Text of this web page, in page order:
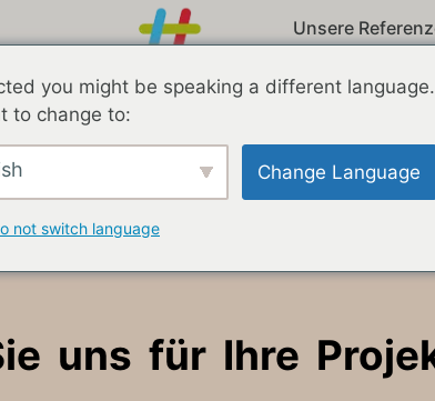
Unsere
Deutsch
uns für Ihre
you might be speaking a different language.
to change to:
Change Language
not switch language